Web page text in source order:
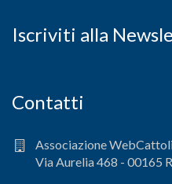
Iscriviti alla
Contatti
Associazione
Via Aurelia 468 - 00165